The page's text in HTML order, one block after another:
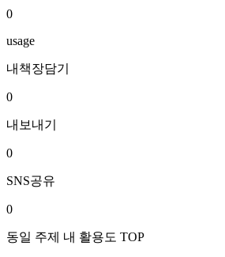
0
usage
내책장담기
0
내보내기
0
SNS공유
0
동일 주제 내 활용도 TOP